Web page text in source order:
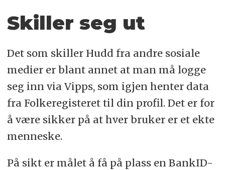
Skiller seg ut
Det som skiller Hudd fra andre sosiale
medier er blant annet at man må logge
seg inn via Vipps, som igjen henter data
fra Folkeregisteret til din profil. Det er for
å være sikker på at hver bruker er et ekte
menneske.
På sikt er målet å få på plass en BankID-